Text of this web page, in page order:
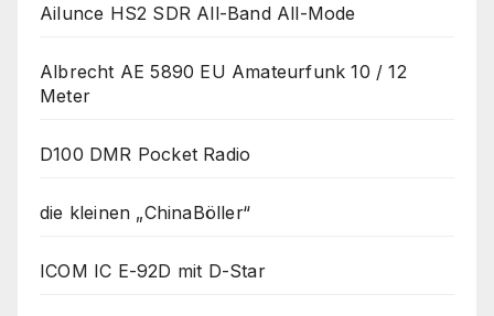
Ailunce HS2 SDR All-Band All-Mode
Albrecht AE 5890 EU Amateurfunk 10 / 12
Meter
D100 DMR Pocket Radio
die kleinen „ChinaBöller“
ICOM IC E-92D mit D-Star